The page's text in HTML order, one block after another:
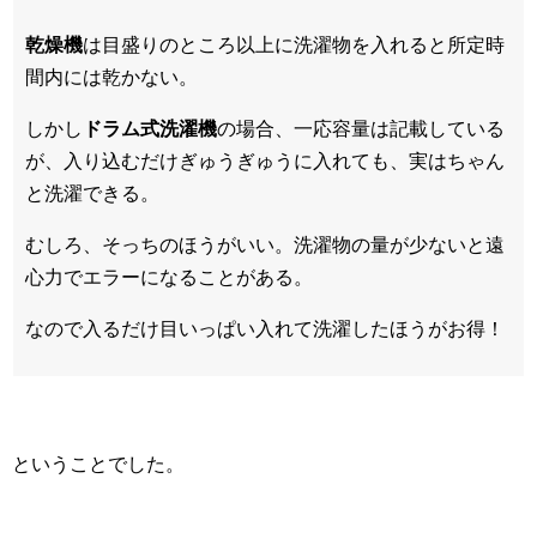
乾燥機は目盛りのところ以上に洗濯物を入れると所定時
間内には乾かない。
しかし ドラム式洗濯機の場合、一応容量は記載している
が、入り込むだけぎゅうぎゅうに入れても、実はちゃん
と洗濯できる。
むしろ、そっちのほうがいい。洗濯物の量が少ないと遠
心力でエラーになることがある。
なので入るだけ目いっぱい入れて洗濯したほうがお得！
ということでした。